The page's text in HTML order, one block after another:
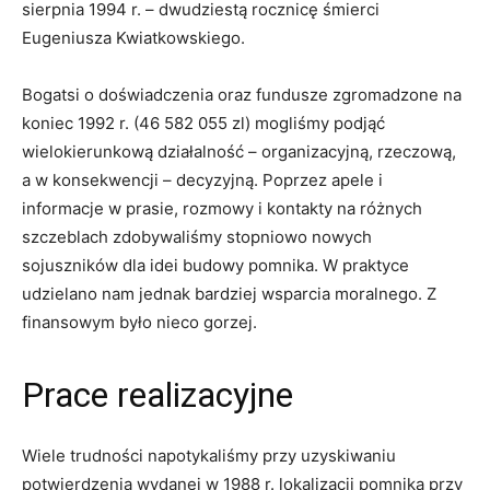
sierpnia 1994 r. – dwudziestą rocznicę śmierci
Eugeniusza Kwiatkowskiego.
Bogatsi o doświadczenia oraz fundusze zgromadzone na
koniec 1992 r. (46 582 055 zl) mogliśmy podjąć
wielokierunkową działalność – organizacyjną, rzeczową,
a w konsekwencji – decyzyjną. Poprzez apele i
informacje w prasie, rozmowy i kontakty na różnych
szczeblach zdobywaliśmy stopniowo nowych
sojuszników dla idei budowy pomnika. W praktyce
udzielano nam jednak bardziej wsparcia moralnego. Z
finansowym było nieco gorzej.
Prace realizacyjne
Wiele trudności napotykaliśmy przy uzyskiwaniu
potwierdzenia wydanej w 1988 r. lokalizacji pomnika przy